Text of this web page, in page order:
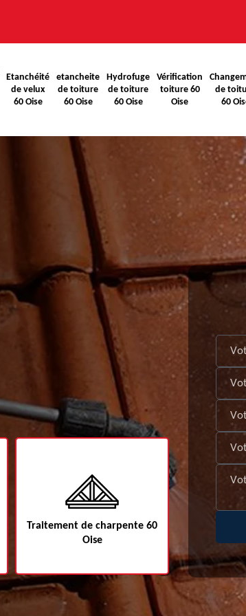
Etanchéité
de velux
60 Oise
etancheite
de toiture
60 Oise
Hydrofuge
de toiture
60 Oise
Vérification
toiture 60
Oise
de
60
Traitement de charpente 60
Oise